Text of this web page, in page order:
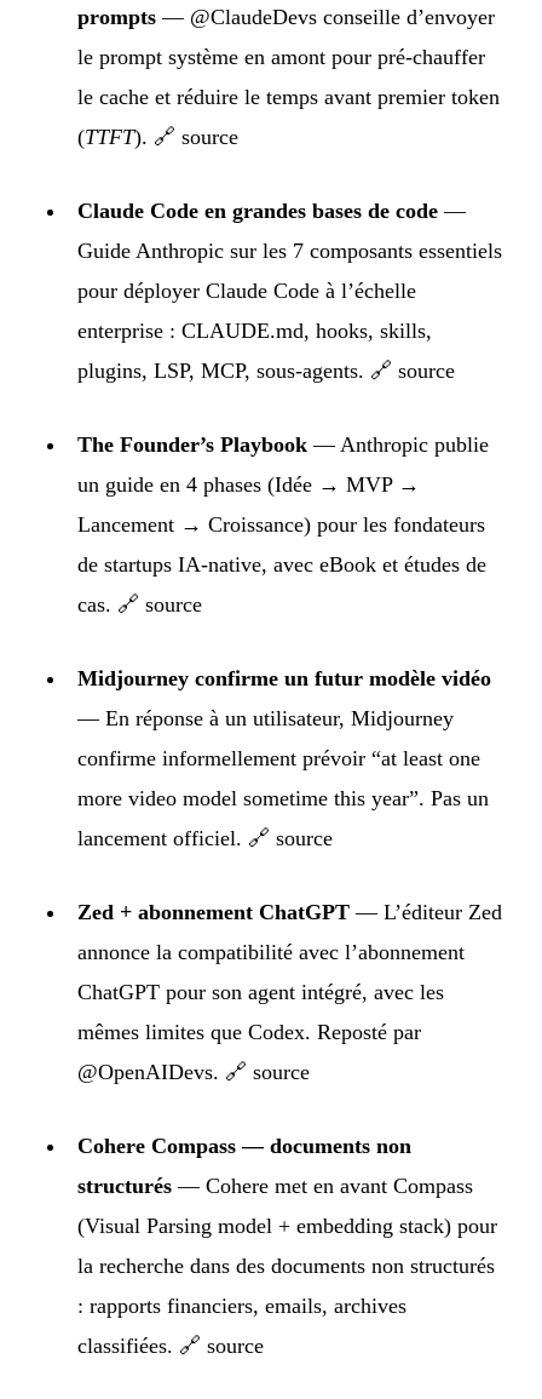
prompts — @ClaudeDevs conseille d’envoyer
le prompt système en amont pour pré-chauffer
le cache et réduire le temps avant premier token
(TTFT). 🔗 source
Claude Code en grandes bases de code —
Guide Anthropic sur les 7 composants essentiels
pour déployer Claude Code à l’échelle
enterprise : CLAUDE.md, hooks, skills,
plugins, LSP, MCP, sous-agents. 🔗 source
The Founder’s Playbook — Anthropic publie
un guide en 4 phases (Idée → MVP →
Lancement → Croissance) pour les fondateurs
de startups IA-native, avec eBook et études de
cas. 🔗 source
Midjourney confirme un futur modèle vidéo
— En réponse à un utilisateur, Midjourney
confirme informellement prévoir “at least one
more video model sometime this year”. Pas un
lancement officiel. 🔗 source
Zed + abonnement ChatGPT — L’éditeur Zed
annonce la compatibilité avec l’abonnement
ChatGPT pour son agent intégré, avec les
mêmes limites que Codex. Reposté par
@OpenAIDevs. 🔗 source
Cohere Compass — documents non
structurés — Cohere met en avant Compass
(Visual Parsing model + embedding stack) pour
la recherche dans des documents non structurés
: rapports financiers, emails, archives
classifiées. 🔗 source